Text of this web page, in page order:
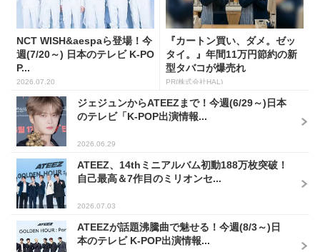
NCT WISH&aespaら登場！今
週(7/20～) 日本のテレビ K-PO
P...
2026.07.20
『カートン買い、ダメ。ゼッ
タイ。』年間11万円節約の新
型タバコが爆売れ
PR(株式会社HAL)
ジェジュンからATEEZまで！今週(6/29～)日本
のテレビ「K-POP出演情報...
2026.06.29
ATEEZ、14thミニアルバム初動188万枚突破！
自己最高＆7作目のミリオンセ...
2026.07.03
ATEEZが話題沸騰曲で魅せる！今週(8/3～)日
本のテレビ K-POP出演情報...